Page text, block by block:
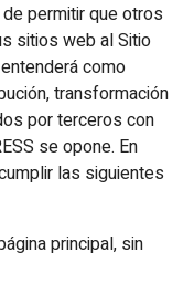
permitir que otros
sitios web al Sitio
como
transformación
por terceros con
se opone. En
las siguientes
principal, sin